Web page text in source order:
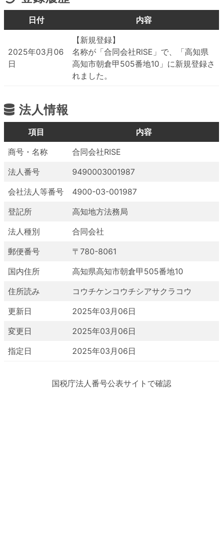
日付 内容
2025年03月06
日
【新規登録】
名称が「合同会社RISE」で、「高知県
高知市朝倉甲505番地10」に新規登録さ
れました。
法人情報
項目
内容
商号・名称
合同会社RISE
法人番号
9490003001987
会社法人等番号
4900-03-001987
登記所
高知地方法務局
法人種別
合同会社
郵便番号
〒780-8061
国内住所
高知県高知市朝倉甲505番地10
住所読み
コウチケンコウチシアサクラコウ
更新日
2025年03月06日
変更日
2025年03月06日
指定日
2025年03月06日
国税庁法人番号公表サイトで確認